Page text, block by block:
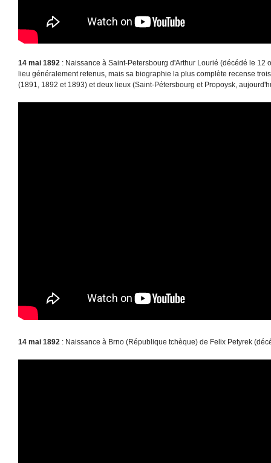
14 mai 1892 : Naissance à Saint-Petersbourg d'Arthur Lourié (décédé le 12
lieu généralement retenus, mais sa biographie la plus complète recense
(1891, 1892 et 1893) et deux lieux (Saint-Pétersbourg et Propoysk,
14 mai 1892 : Naissance à Brno (République tchèque) de Felix Petyrek